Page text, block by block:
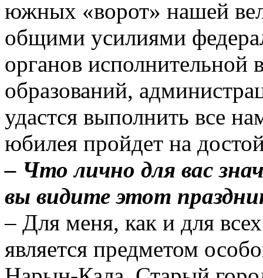
южных «ворот» нашей
общими усилиями
органов исполнительной
образований,
удастся выполнить все
юбилея пройдет на
– Что лично для вас
вы видите этот
– Для меня, как и для
является предметом